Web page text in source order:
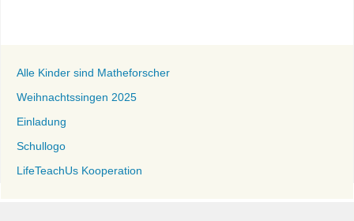
Alle Kinder sind Matheforscher
Weihnachtssingen 2025
Einladung
Schullogo
LifeTeachUs Kooperation